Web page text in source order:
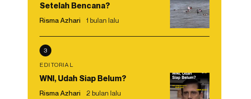
Setelah Bencana?
Risma Azhari 1 bulan lalu
3
EDITORIAL
WNI, Udah Siap Belum?
Risma Azhari 2 bulan lalu